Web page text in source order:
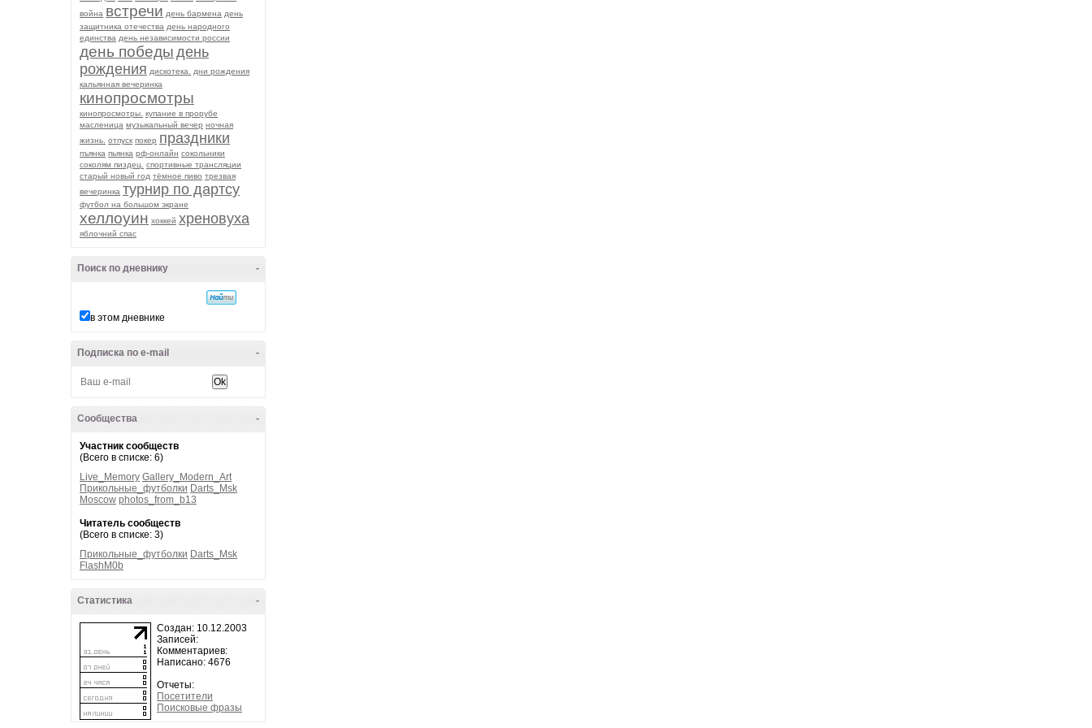
война встречи день бармена день
защитника отечества день народного
единства день независимости россии
день победы день
рождения дискотека.
дни рождения
кальянная вечеринка
кинопросмотры
кинопросмотры. купание в прорубе
масленица музыкальный вечер ночная
жизнь. отпуск покер праздники
пъянка пьянка рф-онлайн сокольники
соколям пиздец.
спортивные трансляции
старый новый год тёмное пиво трезвая
вечеринка турнир по дартсу
футбол на большом экране
хеллоуин хоккей хреновуха
яблочний спас
-
Поиск по дневнику
в этом дневнике
-
Подписка по e-mail
-
Сообщества
Участник сообществ
(Всего в списке: 6)
Live_Memory Gallery_Modern_Art
Прикольные_футболки Darts_Msk
Moscow photos_from_b13
Читатель сообществ
(Всего в списке: 3)
Прикольные_футболки Darts_Msk
FlashM0b
-
Статистика
Создан: 10.12.2003
Записей:
Комментариев:
Написано: 4676
Отчеты:
Посетители
Поисковые фразы